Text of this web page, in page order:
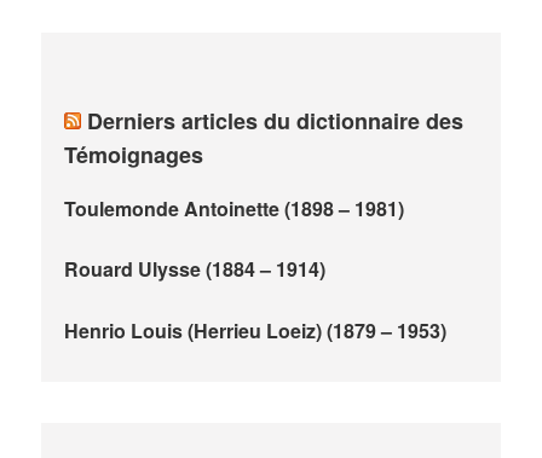
Derniers articles du dictionnaire des
Témoignages
Toulemonde Antoinette (1898 – 1981)
Rouard Ulysse (1884 – 1914)
Henrio Louis (Herrieu Loeiz) (1879 – 1953)